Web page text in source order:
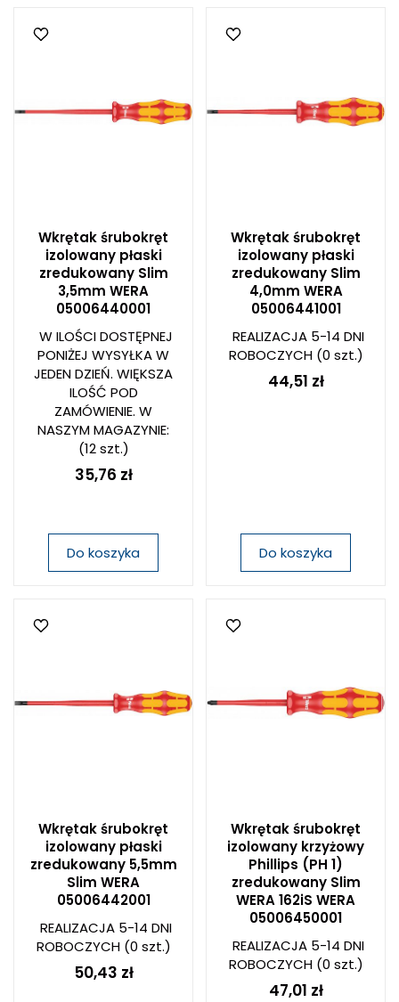
Wkrętak śrubokręt
izolowany płaski
zredukowany Slim
3,5mm WERA
05006440001
W ILOŚCI DOSTĘPNEJ
PONIŻEJ WYSYŁKA W
JEDEN DZIEŃ. WIĘKSZA
ILOŚĆ POD
ZAMÓWIENIE. W
NASZYM MAGAZYNIE:
(12 szt.)
35,76 zł
Do koszyka
Wkrętak śrubokręt
izolowany płaski
zredukowany Slim
4,0mm WERA
05006441001
REALIZACJA 5-14 DNI
ROBOCZYCH(0 szt.)
44,51 zł
Do koszyka
Wkrętak śrubokręt
izolowany płaski
zredukowany 5,5mm
Slim WERA
05006442001
REALIZACJA 5-14 DNI
ROBOCZYCH(0 szt.)
50,43 zł
Wkrętak śrubokręt
izolowany krzyżowy
Phillips (PH 1)
zredukowany Slim
WERA 162iS WERA
05006450001
REALIZACJA 5-14 DNI
ROBOCZYCH(0 szt.)
47,01 zł